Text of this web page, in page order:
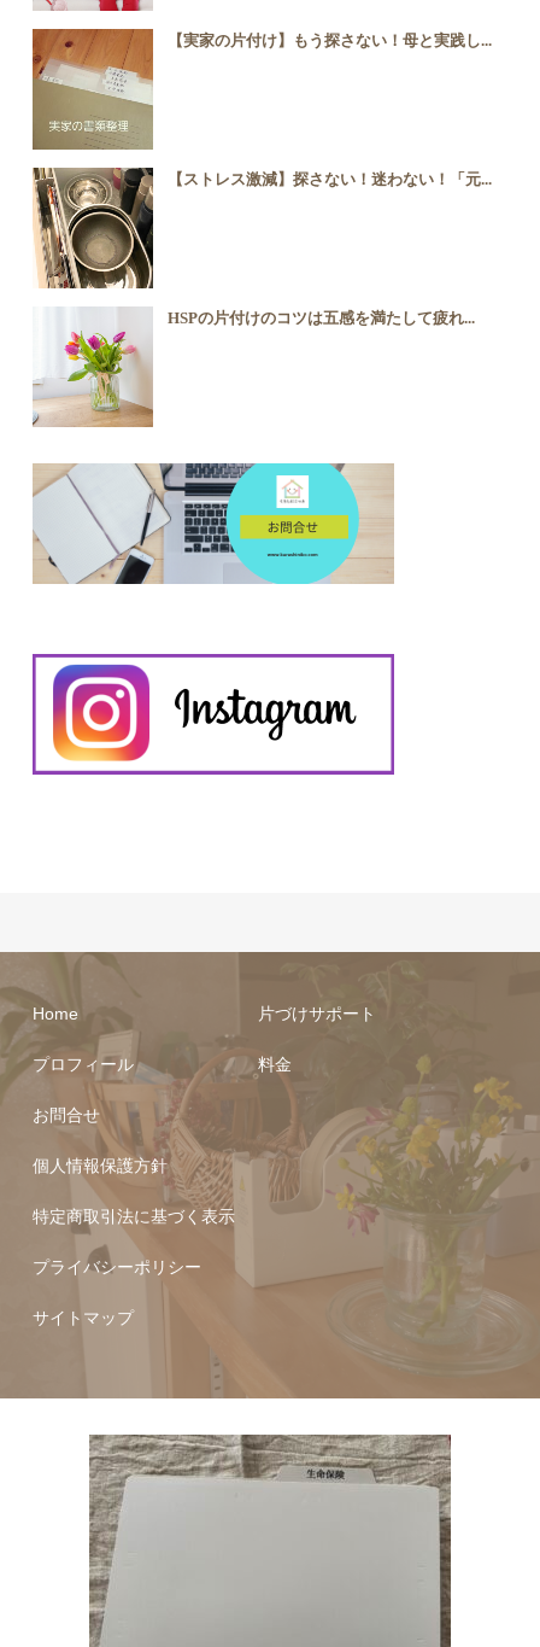
【実家の片付け】もう探さない！母と実践し...
【ストレス激減】探さない！迷わない！「元...
HSPの片付けのコツは五感を満たして疲れ...
Home
プロフィール
お問合せ
片づけサポート
料金
個人情報保護方針
特定商取引法に基づく表示
プライバシーポリシー
サイトマップ